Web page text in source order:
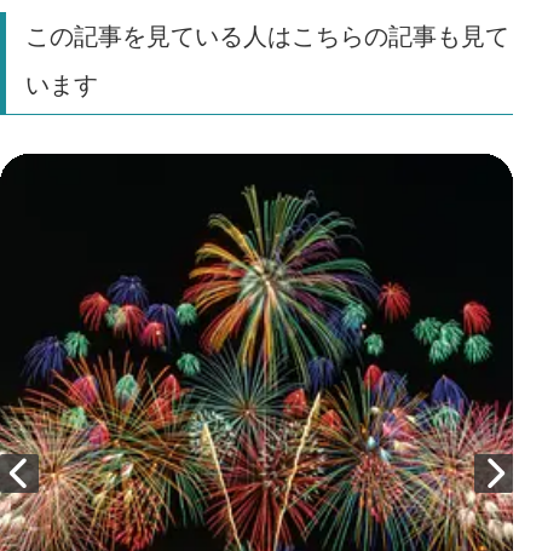
この記事を見ている人はこちらの記事も見て
います